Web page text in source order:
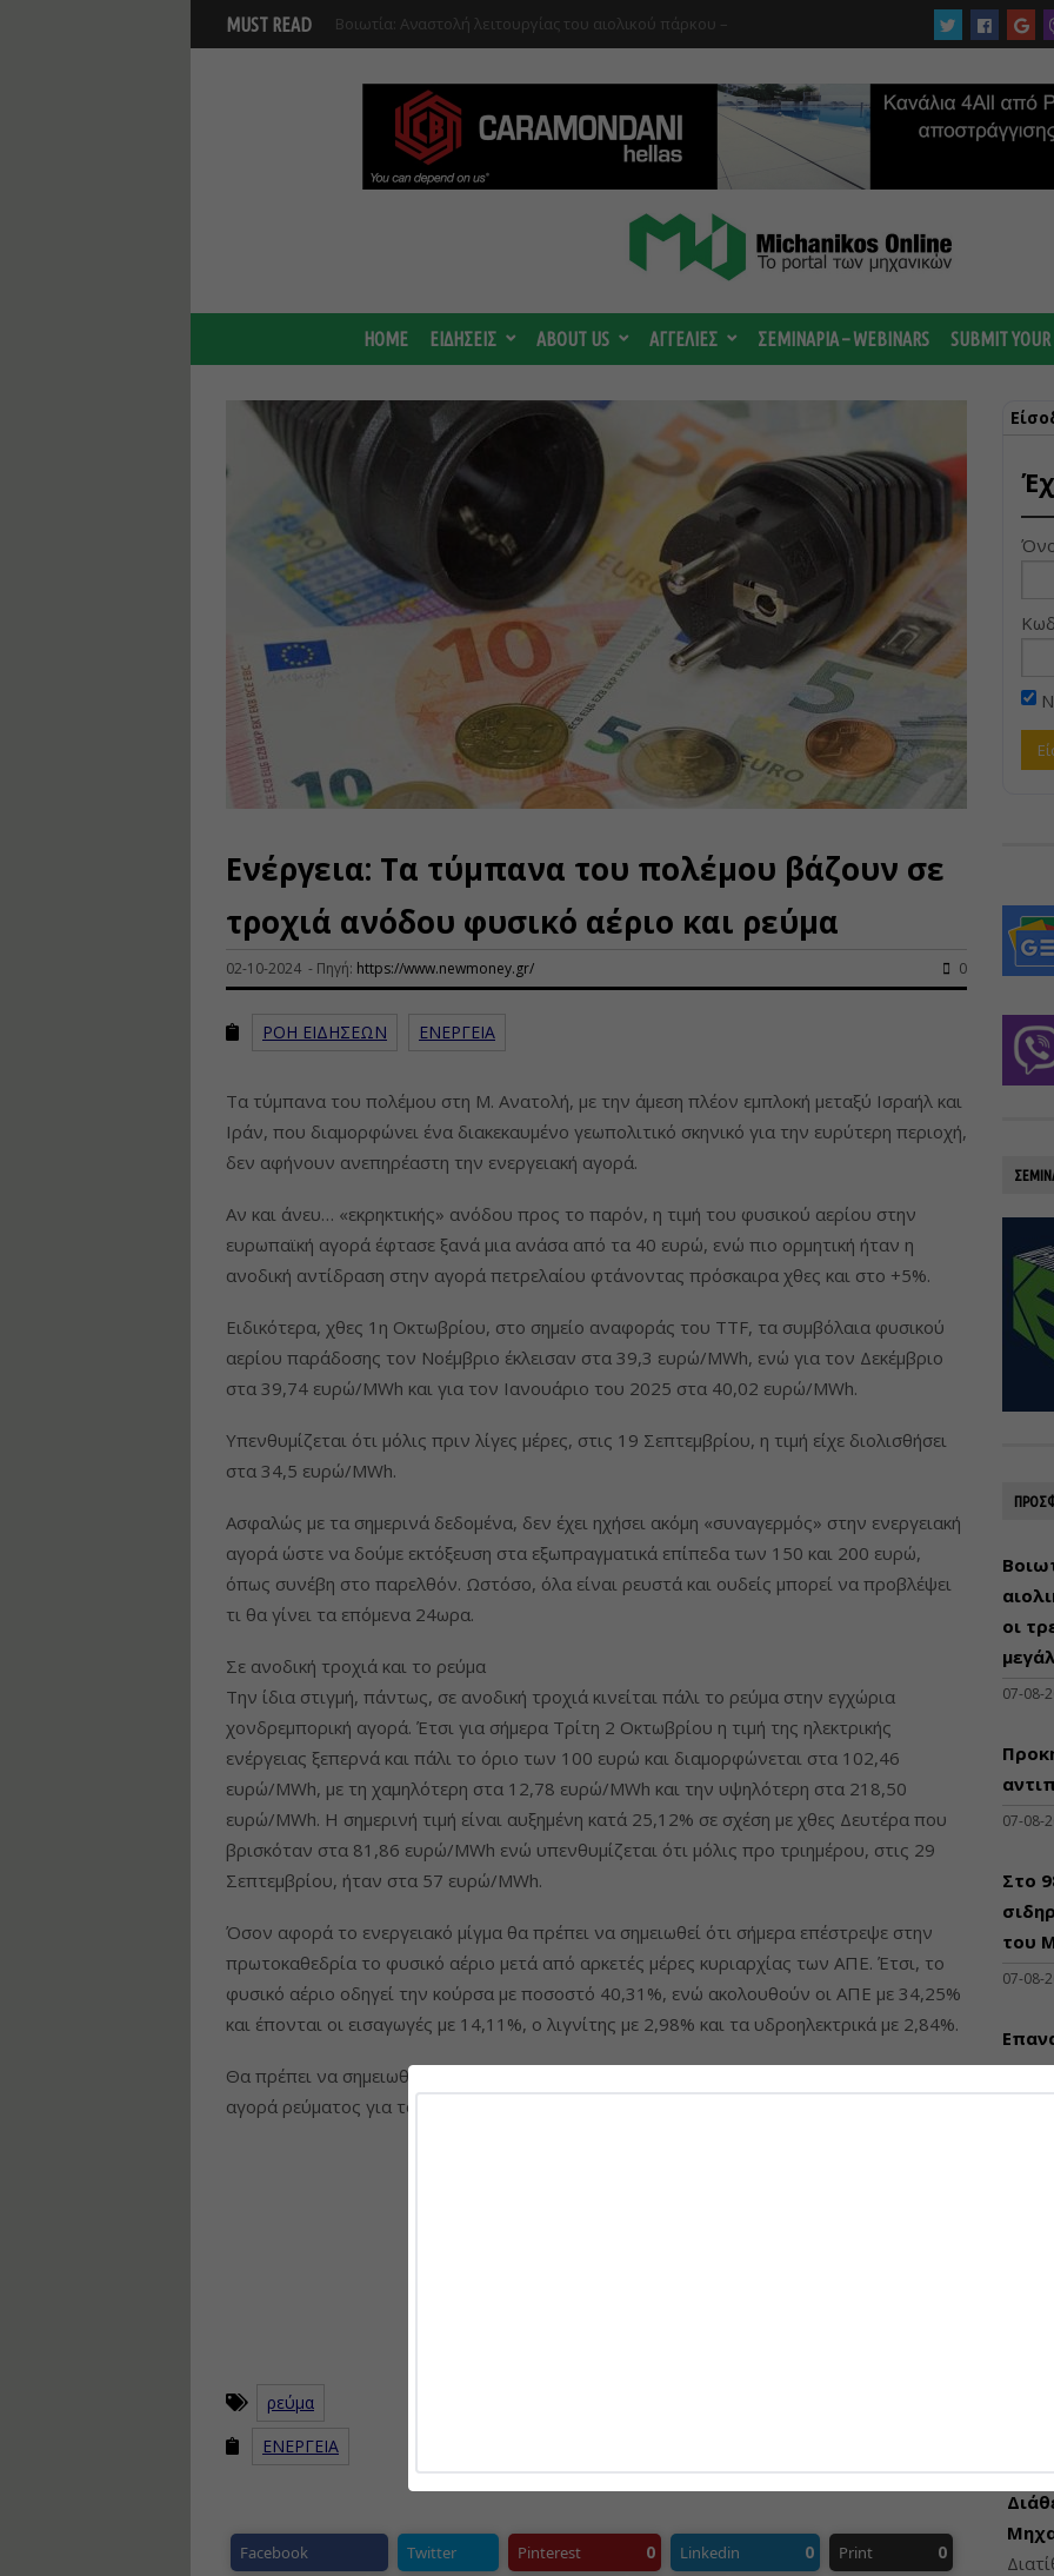
MUST READ Προκηρύχθηκε διαγωνισμός για νέo αντιπλημμυρικό έργο στη
HOME ΕΙΔΗΣΕΙΣ ABOUT US ΑΓΓΕΛΙΕΣ ΣΕΜΙΝΑΡΙΑ – WEBINARS SUBMIT
Ενέργεια: Τα τύμπανα του πολέμου βάζουν σε
τροχιά ανόδου φυσικό αέριο και ρεύμα
02-10-2024 - Πηγή: https://www.newmoney.gr/ 0
ΡΟΗ ΕΙΔΗΣΕΩΝ ΕΝΕΡΓΕΙΑ
Τα τύμπανα του πολέμου στη Μ. Ανατολή, με την άμεση πλέον εμπλοκή μεταξύ Ισραήλ και
Ιράν, που διαμορφώνει ένα διακεκαυμένο γεωπολιτικό σκηνικό για την ευρύτερη περιοχή,
δεν αφήνουν ανεπηρέαστη την ενεργειακή αγορά.
Αν και άνευ… «εκρηκτικής» ανόδου προς το παρόν, η τιμή του φυσικού αερίου στην
ευρωπαϊκή αγορά έφτασε ξανά μια ανάσα από τα 40 ευρώ, ενώ πιο ορμητική ήταν η
ανοδική αντίδραση στην αγορά πετρελαίου φτάνοντας πρόσκαιρα χθες και στο +5%.
Ειδικότερα, χθες 1η Οκτωβρίου, στο σημείο αναφοράς του TTF, τα συμβόλαια φυσικού
αερίου παράδοσης τον Νοέμβριο έκλεισαν στα 39,3 ευρώ/MWh, ενώ για τον Δεκέμβριο
στα 39,74 ευρώ/MWh και για τον Ιανουάριο του 2025 στα 40,02 ευρώ/MWh.
Υπενθυμίζεται ότι μόλις πριν λίγες μέρες, στις 19 Σεπτεμβρίου, η τιμή είχε διολισθήσει
στα 34,5 ευρώ/MWh.
Ασφαλώς με τα σημερινά δεδομένα, δεν έχει ηχήσει ακόμη «συναγερμός» στην ενεργειακή
αγορά ώστε να δούμε εκτόξευση στα εξωπραγματικά επίπεδα των 150 και 200 ευρώ,
όπως συνέβη στο παρελθόν. Ωστόσο, όλα είναι ρευστά και ουδείς μπορεί να προβλέψει
τι θα γίνει τα επόμενα 24ωρα.
Σε ανοδική τροχιά και το ρεύμα
Την ίδια στιγμή, πάντως, σε ανοδική τροχιά κινείται πάλι το ρεύμα στην εγχώρια
χονδρεμπορική αγορά. Έτσι για σήμερα Τρίτη 2 Οκτωβρίου η τιμή της ηλεκτρικής
ενέργειας ξεπερνά και πάλι το όριο των 100 ευρώ και διαμορφώνεται στα 102,46
ευρώ/MWh, με τη χαμηλότερη στα 12,78 ευρώ/MWh και την υψηλότερη στα 218,50
ευρώ/MWh. Η σημερινή τιμή είναι αυξημένη κατά 25,12% σε σχέση με χθες Δευτέρα που
βρισκόταν στα 81,86 ευρώ/MWh ενώ υπενθυμίζεται ότι μόλις προ τριημέρου, στις 29
Σεπτεμβρίου, ήταν στα 57 ευρώ/MWh.
Όσον αφορά το ενεργειακό μίγμα θα πρέπει να σημειωθεί ότι σήμερα επέστρεψε στην
πρωτοκαθεδρία το φυσικό αέριο μετά από αρκετές μέρες κυριαρχίας των ΑΠΕ. Έτσι, το
φυσικό αέριο οδηγεί την κούρσα με ποσοστό 40,31%, ενώ ακολουθούν οι ΑΠΕ με 34,25%
και έπονται οι εισαγωγές με 14,11%, ο λιγνίτης με 2,98% και τα υδροηλεκτρικά με 2,84%.
Θα πρέπει να σημειωθεί, ωστόσο, ότι με τα μέχρι τώρα στοιχεία, οι τιμές στη λιανική
αγορά ρεύματος για τον Οκτώβριο θα κινηθούν με ελαφρά πτωτική τάση.
ρεύμα
ΕΝΕΡΓΕΙΑ
Facebook Twitter Pinterest 0 Linkedin 0 Print 0
οι
07-08-
07-08-
Στο
του
07-08-
Τι